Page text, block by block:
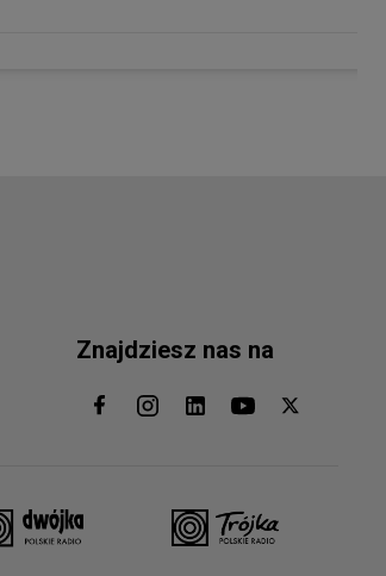
Znajdziesz nas na